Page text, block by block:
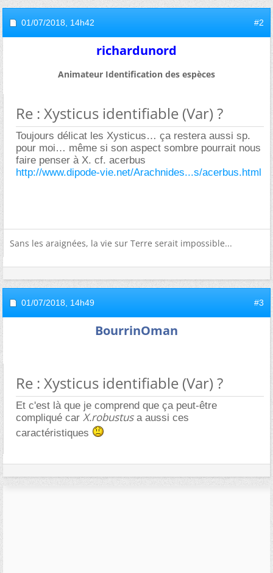
01/07/2018, 14h42 #2
richardunord
Animateur Identification des espèces
Re : Xysticus identifiable (Var) ?
Toujours délicat les Xysticus… ça restera aussi sp.
pour moi… même si son aspect sombre pourrait nous
faire penser à X. cf. acerbus
http://www.dipode-vie.net/Arachnides...s/acerbus.html
Sans les araignées, la vie sur Terre serait impossible...
01/07/2018, 14h49 #3
BourrinOman
Re : Xysticus identifiable (Var) ?
Et c'est là que je comprend que ça peut-être
compliqué car X.robustusa aussi ces
caractéristiques